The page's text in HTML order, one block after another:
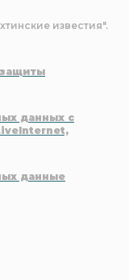
известия".
данных с
данные